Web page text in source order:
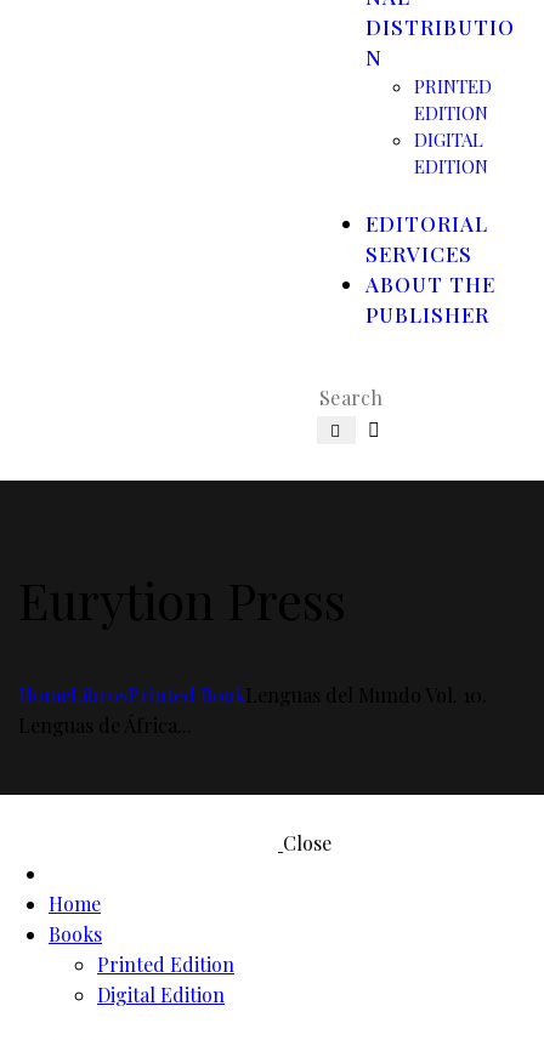
DISTRIBUTIO
N
PRINTED
EDITION
DIGITAL
EDITION
EDITORIAL
SERVICES
ABOUT THE
PUBLISHER
HomeLibrosPrinted Book
Close
Home
Books
Printed Edition
Digital Edition